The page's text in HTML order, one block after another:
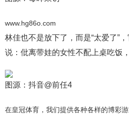
www.hg86o.com
林佳也不是放下了，而是“太爱了”
说：仳离带娃的女性不配上桌吃饭
图源：抖音@前任4
在皇冠体育，我们提供各种各样的博彩